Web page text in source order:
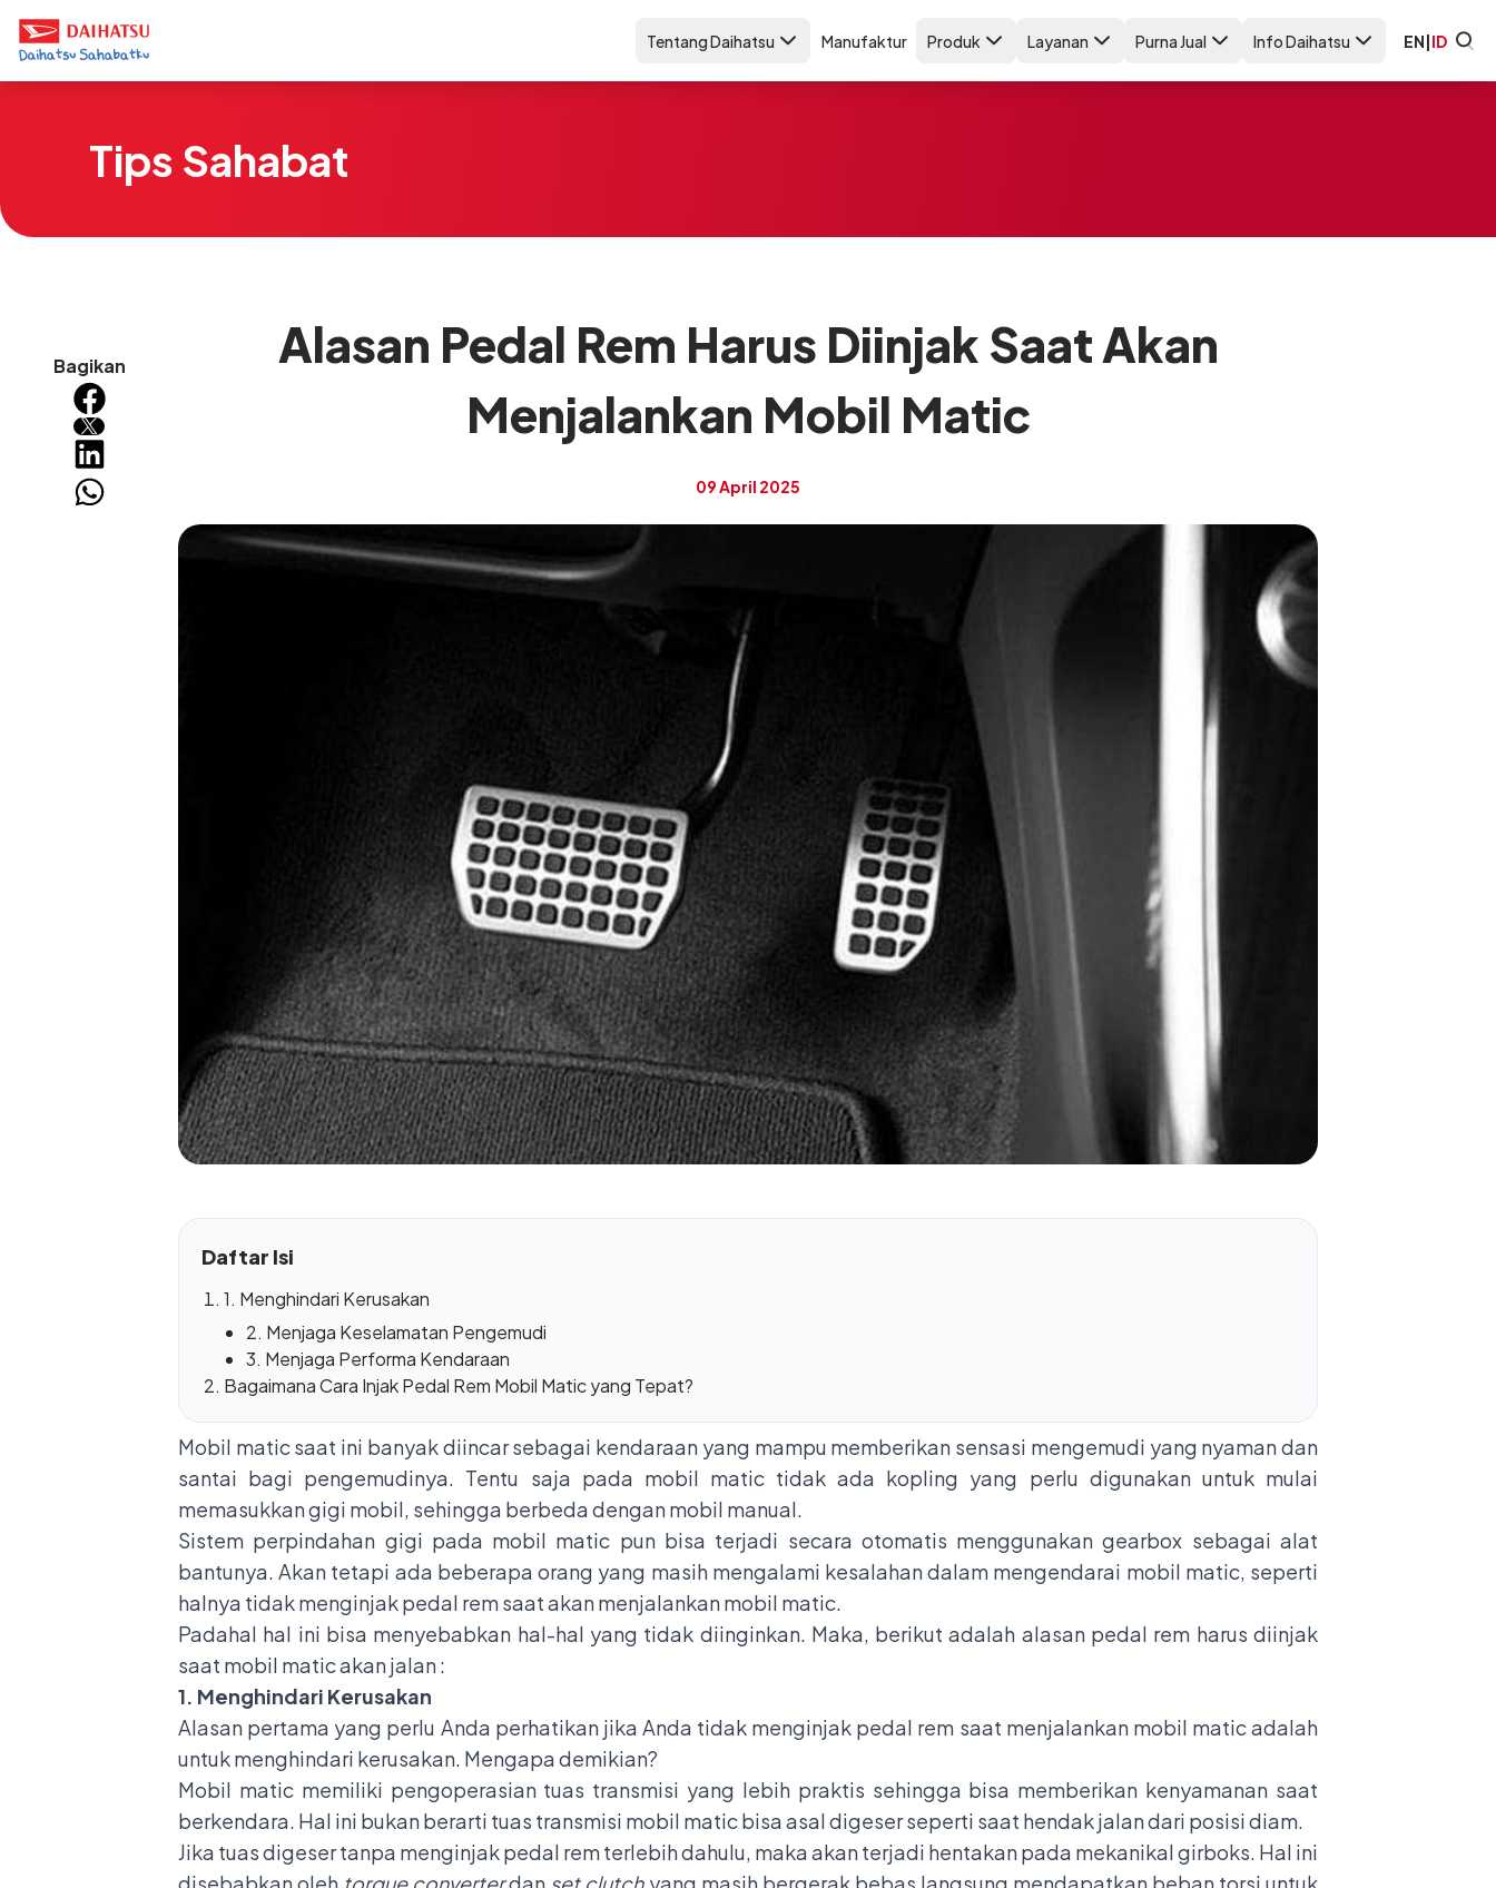
Tentang Daihatsu Manufaktur Produk Layanan Purna Jual Info Daihatsu EN|ID
Tips Sahabat
Bagikan
Alasan Pedal Rem Harus Diinjak Saat Akan
Menjalankan Mobil Matic
09 April 2025
Daftar Isi
1. Menghindari Kerusakan
2. Menjaga Keselamatan Pengemudi
3. Menjaga Performa Kendaraan
Bagaimana Cara Injak Pedal Rem Mobil Matic yang Tepat?
Mobil matic saat ini banyak diincar sebagai kendaraan yang mampu memberikan sensasi mengemudi yang nyaman dan
santai bagi pengemudinya. Tentu saja pada mobil matic tidak ada kopling yang perlu digunakan untuk mulai
memasukkan gigi mobil, sehingga berbeda dengan mobil manual.
Sistem perpindahan gigi pada mobil matic pun bisa terjadi secara otomatis menggunakan gearbox sebagai alat
bantunya. Akan tetapi ada beberapa orang yang masih mengalami kesalahan dalam mengendarai mobil matic, seperti
halnya tidak menginjak pedal rem saat akan menjalankan mobil matic.
Padahal hal ini bisa menyebabkan hal-hal yang tidak diinginkan. Maka, berikut adalah alasan pedal rem harus diinjak
saat mobil matic akan jalan :
1. Menghindari Kerusakan
Alasan pertama yang perlu Anda perhatikan jika Anda tidak menginjak pedal rem saat menjalankan mobil matic adalah
untuk menghindari kerusakan. Mengapa demikian?
Mobil matic memiliki pengoperasian tuas transmisi yang lebih praktis sehingga bisa memberikan kenyamanan saat
berkendara. Hal ini bukan berarti tuas transmisi mobil matic bisa asal digeser seperti saat hendak jalan dari posisi diam.
Jika tuas digeser tanpa menginjak pedal rem terlebih dahulu, maka akan terjadi hentakan pada mekanikal girboks. Hal ini